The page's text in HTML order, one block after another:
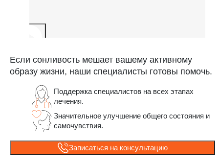
Если сонливость мешает вашему активному
образу жизни, наши специалисты готовы помочь.
Поддержка специалистов на всех этапах
лечения.
Значительное улучшение общего состояния и
самочувствия.
Записаться на консультацию